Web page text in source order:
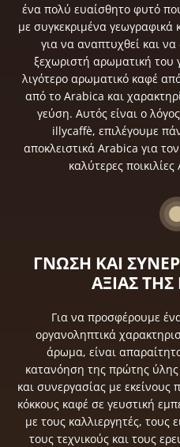
ένα πολύ ευαίσθητο φυτό
με συγκεκριμένα γεωγραφικά
για να αναπτυχθεί και να
ξεχωριστή αρωματική του
λιγότερο αρωματικό καφέ
από το Arabica και
γεύση. Αυτός είναι ο
illycaffè, επιλέγουμε
αποκλειστικά Arabica για
καλύτερες
ΓΝΩΣΗ ΚΑΙ
ΑΞΙΑΣ ΤΗΣ
Για να προσφέρουμε
οργανοληπτικά
άρωμα, είναι
κατανόηση της πρώτης
και συνεργασίας με
κόκκους καφέ σε γευστική
με τους καλλιεργητές, τους
τους τεχνικούς και τους